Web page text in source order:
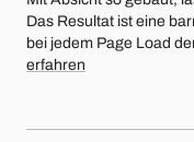
Das Resultat ist eine
bei jedem Page Load
erfahren